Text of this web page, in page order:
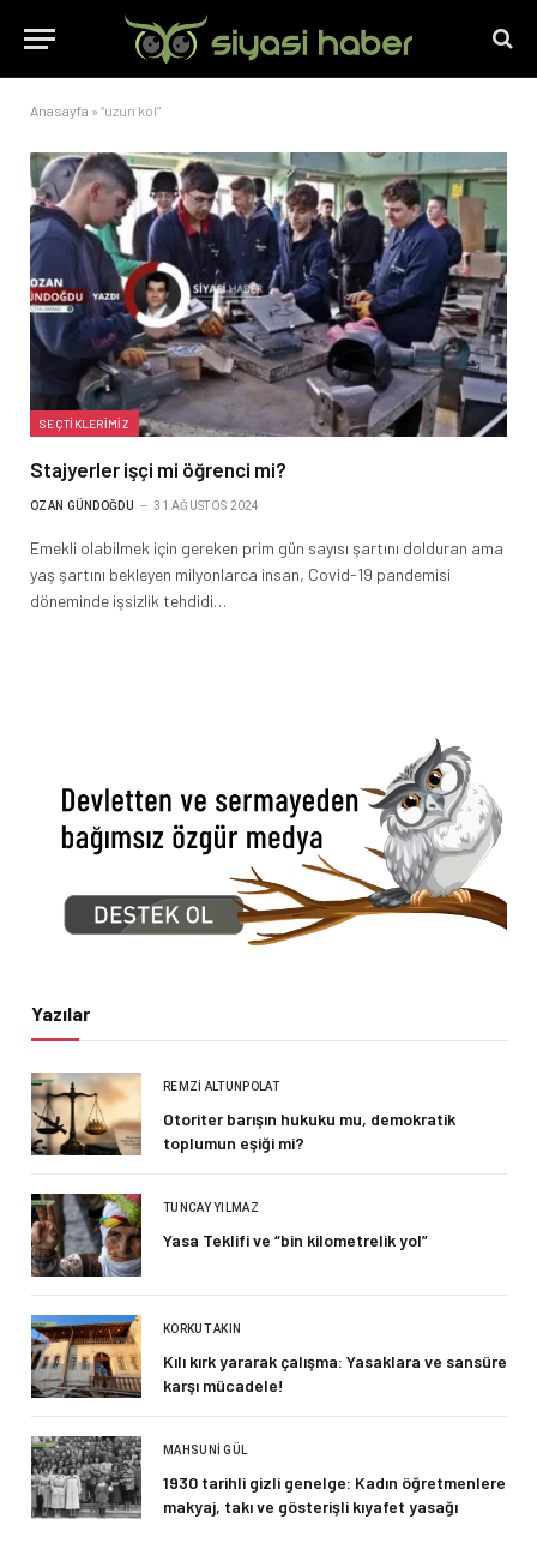
Anasayfa » “uzun kol”
SEÇTIKLERIMIZ
Stajyerler işçi mi öğrenci mi?
OZAN GÜNDOĞDU 31 AĞUSTOS 2024
Emekli olabilmek için gereken prim gün sayısı şartını dolduran ama
yaş şartını bekleyen milyonlarca insan, Covid-19 pandemisi
döneminde işsizlik tehdidi…
Yazılar
REMZI ALTUNPOLAT
Otoriter barışın hukuku mu, demokratik
toplumun eşiği mi?
TUNCAY YILMAZ
Yasa Teklifi ve “bin kilometrelik yol”
KORKUT AKIN
Kılı kırk yararak çalışma: Yasaklara ve sansüre
karşı mücadele!
MAHSUNI GÜL
1930 tarihli gizli genelge: Kadın öğretmenlere
makyaj, takı ve gösterişli kıyafet yasağı